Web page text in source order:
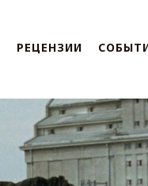
РЕЦЕНЗИИ